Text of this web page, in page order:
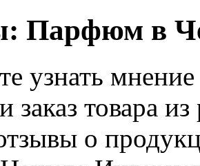
Парфюм в
узнать
заказ товара
о